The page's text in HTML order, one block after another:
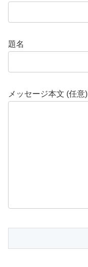
題名
メッセージ本文 (任意)